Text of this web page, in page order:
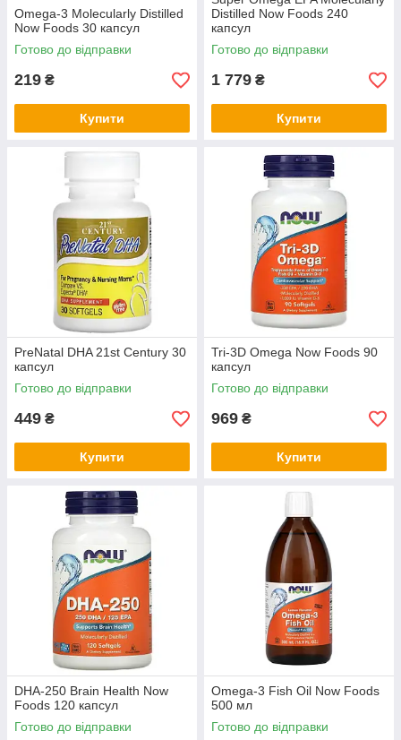
Omega-3 Molecularly Distilled
Now Foods 30 капсул
Готово до відправки
219 ₴
Купити
Distilled Now Foods 240
капсул
Готово до відправки
1 779 ₴
Купити
PreNatal DHA 21st Century 30
капсул
Готово до відправки
449 ₴
Купити
Tri-3D Omega Now Foods 90
капсул
Готово до відправки
969 ₴
Купити
DHA-250 Brain Health Now
Foods 120 капсул
Готово до відправки
Omega-3 Fish Oil Now Foods
500 мл
Готово до відправки